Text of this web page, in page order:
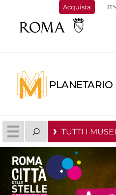
Acquista
PLANETARIO
TUTTI I MUSEI